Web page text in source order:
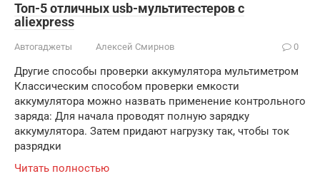
Топ-5 отличных usb-мультитестеров с
aliexpress
Автогаджеты Алексей Смирнов 0
Другие способы проверки аккумулятора мультиметром
Классическим способом проверки емкости
аккумулятора можно назвать применение контрольного
заряда: Для начала проводят полную зарядку
аккумулятора. Затем придают нагрузку так, чтобы ток
разрядки
Читать полностью